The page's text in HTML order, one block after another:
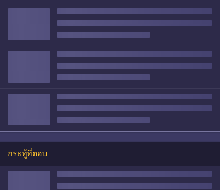
กระทู้ที่ตอบ